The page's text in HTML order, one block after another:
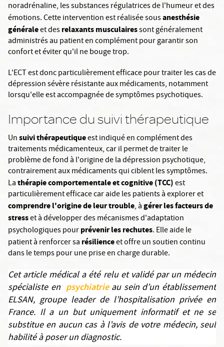
noradrénaline, les substances régulatrices de l'humeur et des
émotions. Cette intervention est réalisée sousanesthésie
généraleet desrelaxants musculairessont généralement
administrés au patient en complément pour garantir son
confort et éviter qu'il ne bouge trop.
L'ECT est donc particulièrement efficace pour traiter les cas de
dépression sévère résistante aux médicaments, notamment
lorsqu'elle est accompagnée de symptômes psychotiques.
Importance du suivi thérapeutique
Unsuivi thérapeutiqueest indiqué en complément des
traitements médicamenteux, car il permet de traiter le
problème de fond à l'origine de la dépression psychotique,
contrairement aux médicaments qui ciblent les symptômes.
Lathérapie comportementale et cognitive (TCC)est
particulièrement efficace car aide les patients à explorer et
comprendre l'origine de leur trouble, àgérer les facteurs de
stresset à développer des mécanismes d'adaptation
psychologiques pourprévenir les rechutes. Elle aide le
patient à renforcer sa résilienceet offre un soutien continu
dans le temps pour une prise en charge durable.
Cet article médical a été relu et validé par un médecin
spécialiste en psychiatrieau sein d’un établissement
ELSAN, groupe leader de l’hospitalisation privée en
France. Il a un but uniquement informatif et ne se
substitue en aucun cas à l’avis de votre médecin, seul
habilité à poser un diagnostic.